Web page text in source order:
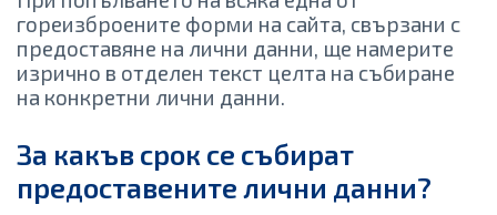
гореизброените форми на сайта, свързани с
предоставяне на лични данни, ще намерите
изрично в отделен текст целта на събиране
на конкретни лични данни.
За какъв срок се събират
предоставените лични данни?